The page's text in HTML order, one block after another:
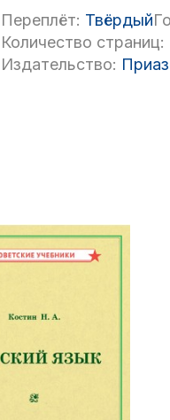
Переплёт: Твёрдый
Количество страниц:
Издательство: